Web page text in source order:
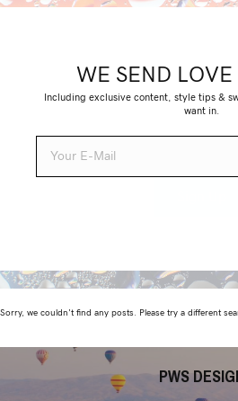
WE SEND LOVE
Including exclusive content, style tips &
want in.
Sorry, we couldn't find any posts. Please try a different
PWS